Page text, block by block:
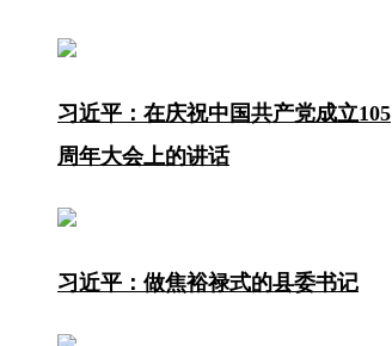
习近平：在庆祝中国共产党成立105
周年大会上的讲话
习近平：做焦裕禄式的县委书记